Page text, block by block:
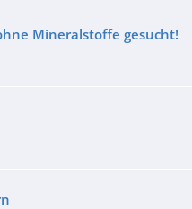
Mineralstoffe gesucht!